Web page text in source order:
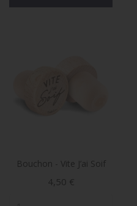
Bouchon - Vite J’ai Soif
Prix
4,50 €